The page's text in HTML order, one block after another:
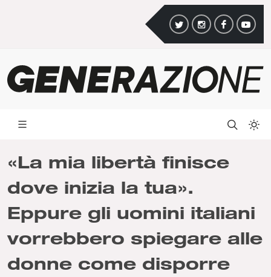
«La mia libertà finisce
dove inizia la tua».
Eppure gli uomini italiani
vorrebbero spiegare alle
donne come disporre